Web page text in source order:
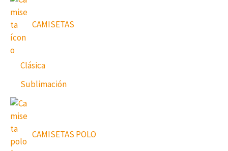
CAMISETAS
Clásica
Sublimación
CAMISETAS POLO